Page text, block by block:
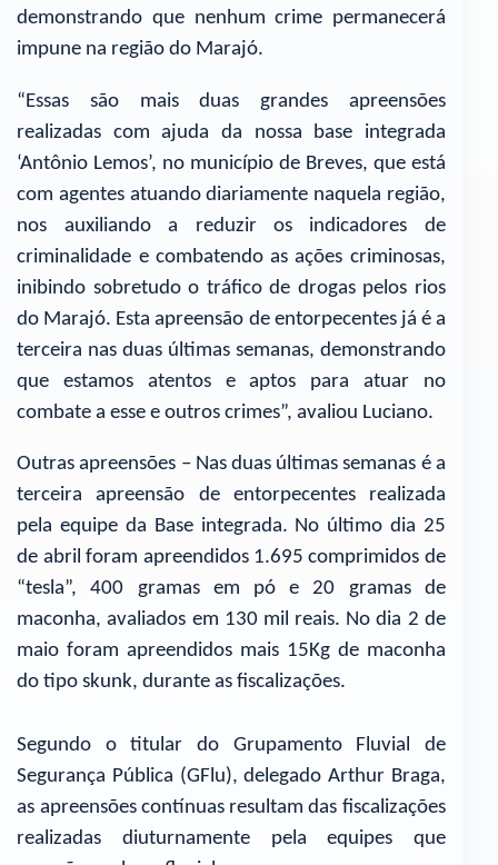
demonstrando que nenhum crime permanecerá
impune na região do Marajó.
“Essas são mais duas grandes apreensões
realizadas com ajuda da nossa base integrada
‘Antônio Lemos’, no município de Breves, que está
com agentes atuando diariamente naquela região,
nos auxiliando a reduzir os indicadores de
criminalidade e combatendo as ações criminosas,
inibindo sobretudo o tráfico de drogas pelos rios
do Marajó. Esta apreensão de entorpecentes já é a
terceira nas duas últimas semanas, demonstrando
que estamos atentos e aptos para atuar no
combate a esse e outros crimes”, avaliou Luciano.
Outras apreensões – Nas duas últimas semanas é a
terceira apreensão de entorpecentes realizada
pela equipe da Base integrada. No último dia 25
de abril foram apreendidos 1.695 comprimidos de
“tesla”, 400 gramas em pó e 20 gramas de
maconha, avaliados em 130 mil reais. No dia 2 de
maio foram apreendidos mais 15Kg de maconha
do tipo skunk, durante as fiscalizações.
Segundo o titular do Grupamento Fluvial de
Segurança Pública (GFlu), delegado Arthur Braga,
as apreensões contínuas resultam das fiscalizações
realizadas diuturnamente pela equipes que